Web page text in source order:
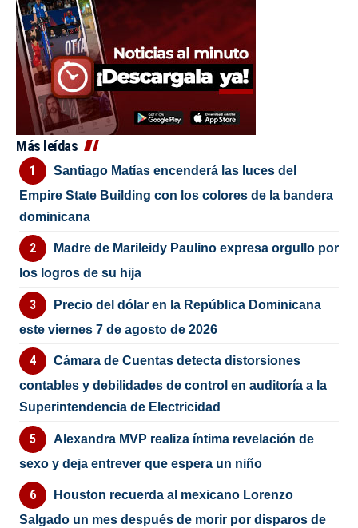
Más leídas
Santiago Matías encenderá las luces del
Empire State Building con los colores de la bandera
dominicana
Madre de Marileidy Paulino expresa orgullo por
los logros de su hija
Precio del dólar en la República Dominicana
este viernes 7 de agosto de 2026
Cámara de Cuentas detecta distorsiones
contables y debilidades de control en auditoría a la
Superintendencia de Electricidad
Alexandra MVP realiza íntima revelación de
sexo y deja entrever que espera un niño
Houston recuerda al mexicano Lorenzo
Salgado un mes después de morir por disparos de